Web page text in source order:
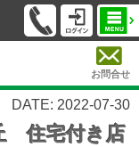
お問合せ
DATE: 2022-07-30
住宅付き店